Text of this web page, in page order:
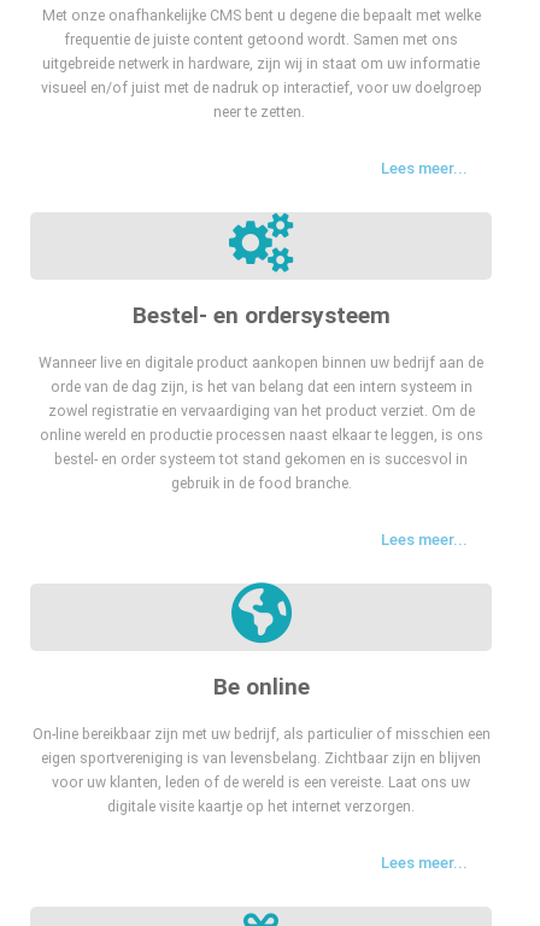
Met onze onafhankelijke CMS bent u degene die bepaalt met welke
frequentie de juiste content getoond wordt. Samen met ons
uitgebreide netwerk in hardware, zijn wij in staat om uw informatie
visueel en/of juist met de nadruk op interactief, voor uw doelgroep
neer te zetten.
Lees meer...
Bestel- en ordersysteem
Wanneer live en digitale product aankopen binnen uw bedrijf aan de
orde van de dag zijn, is het van belang dat een intern systeem in
zowel registratie en vervaardiging van het product verziet. Om de
online wereld en productie processen naast elkaar te leggen, is ons
bestel- en order systeem tot stand gekomen en is succesvol in
gebruik in de food branche.
Lees meer...
Be online
On-line bereikbaar zijn met uw bedrijf, als particulier of misschien een
eigen sportvereniging is van levensbelang. Zichtbaar zijn en blijven
voor uw klanten, leden of de wereld is een vereiste. Laat ons uw
digitale visite kaartje op het internet verzorgen.
Lees meer...